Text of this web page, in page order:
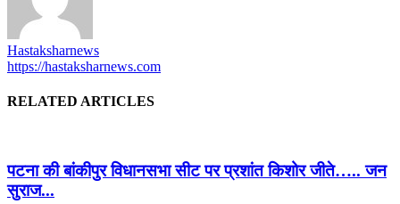
Hastaksharnews
https://hastaksharnews.com
RELATED ARTICLES
पटना की बांकीपुर विधानसभा सीट पर प्रशांत किशोर जीते….. जन
सुराज...